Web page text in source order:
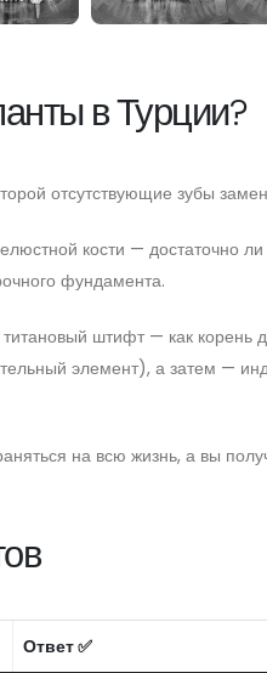
в Турции?
отсутствующие зубы
кости — достаточно
фундамента.
штифт — как
элемент), а затем —
на всю жизнь, а вы
Ответ ✅